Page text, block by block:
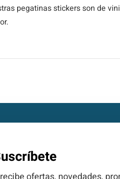
pegatinas stickers son de